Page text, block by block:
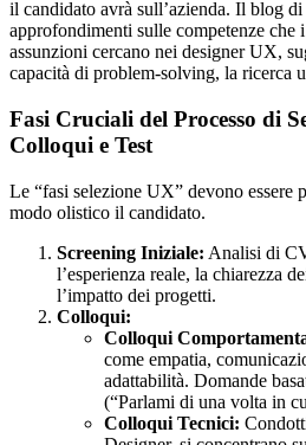
il candidato avrà sull’azienda. Il blog
approfondimenti sulle competenze che
assunzioni cercano nei designer UX,
capacità di problem-solving, la ricerca
Fasi Cruciali del Processo di
Colloqui e Test
Le “fasi selezione UX” devono essere
modo olistico il candidato.
Screening Iniziale: Analisi di
l’esperienza reale, la chiarezza
l’impatto dei progetti.
Colloqui:
Colloqui
come empatia,
adattabilità. Domande
(“Parlami di una volta in
Colloqui Tecnici: